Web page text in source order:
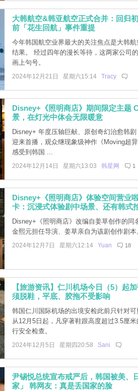
大韩航空&韩亚航空正式合并：回归
前「花生回航」事件重提
今年韩国航空业界最大的关注焦点是大韩
结果。 经过四年的漫长等待，这两家公司
画上句号。
2024年12月21日 星期六15:14 Tracy
Disney+《照明商店》期间限定主题
景，在灯光中体会无限暖意
Disney+ 年度压轴巨献、原创奇幻治愈韩剧
迎来首播，观众继现象级神作《Moving超
感受到韩国 ...
2024年12月14日 星期六13:03 韩星网 1
Disney+《照明商店》体验空间营业
卡：沉浸式体验剧中场景、还有韩式
Disney+《照明商店》改编自姜草创作的同
金熙元担任导演、姜草亲自为该剧创作剧本
2024年12月7日 星期六12:14 Yuan 18
【旅游资讯】仁川机场今日（5）起
须脱鞋，平底、胶拖不受影响
韩国仁川国际机场的出境安检此前只针对
从12月5日起，凡穿著鞋跟高度超过3.5厘
行安全检查。
2024年12月5日 星期四20:58 Sani
尹锡悦总统宣布戒严后，韩国被美、
家」 韩网友：真是丢国家的脸